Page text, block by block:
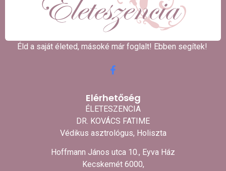
Éld a saját életed, másoké már foglalt! Ebben segítek! ​
Elérhetőség
ÉLETESZENCIA
DR. KOVÁCS FATIME
Védikus asztrológus, Holiszta
Hoffmann János utca 10., Eyva Ház
Kecskemét 6000,